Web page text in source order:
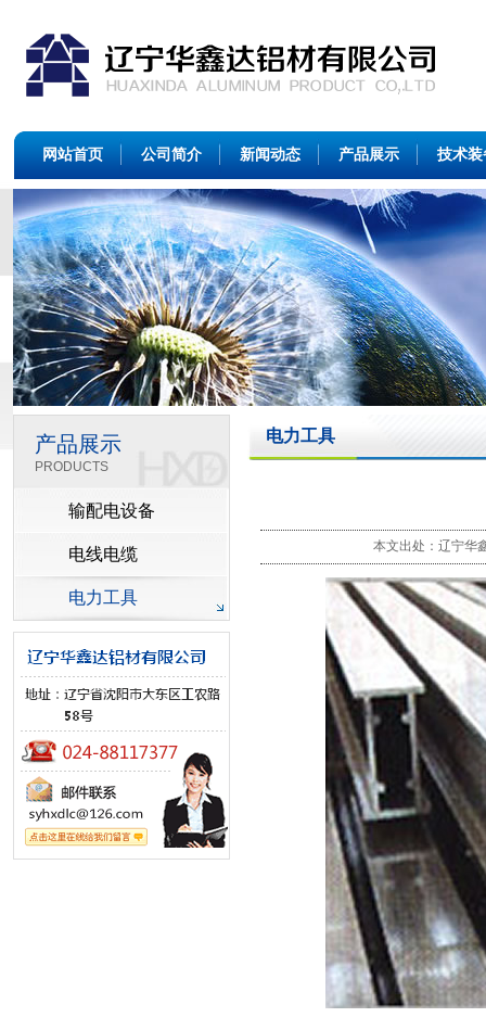
网站首页 公司简介 新闻动态 产品展示 技术装
产品展示
PRODUCTS
输配电设备
电线电缆
电力工具
电力工具
本文出处：辽宁